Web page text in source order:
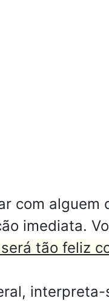
com alguem
imediata.
tão feliz